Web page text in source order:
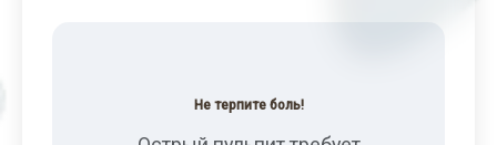
Не терпите боль!